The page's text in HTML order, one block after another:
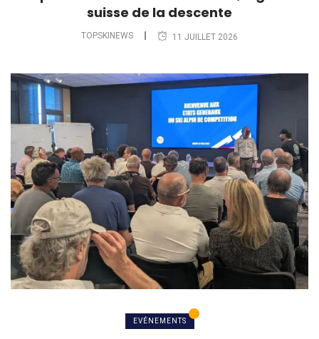
suisse de la descente
TOPSKINEWS 11 JUILLET 2026
EVÉNEMENTS